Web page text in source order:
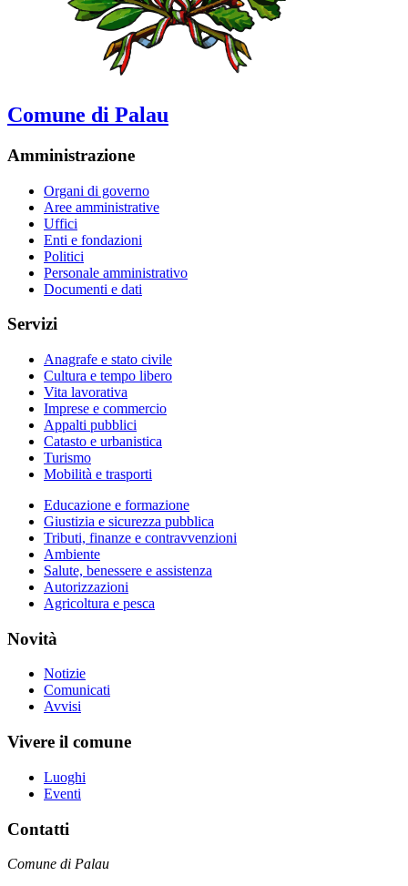
Comune di Palau
Amministrazione
Organi di governo
Aree amministrative
Uffici
Enti e fondazioni
Politici
Personale amministrativo
Documenti e dati
Servizi
Anagrafe e stato civile
Cultura e tempo libero
Vita lavorativa
Imprese e commercio
Appalti pubblici
Catasto e urbanistica
Turismo
Mobilità e trasporti
Educazione e formazione
Giustizia e sicurezza pubblica
Tributi, finanze e contravvenzioni
Ambiente
Salute, benessere e assistenza
Autorizzazioni
Agricoltura e pesca
Novità
Notizie
Comunicati
Avvisi
Vivere il comune
Luoghi
Eventi
Contatti
Comune di Palau